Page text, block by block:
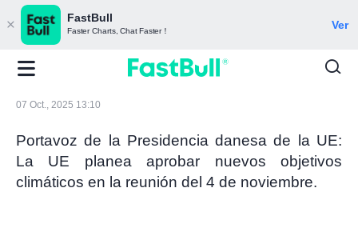
FastBull
Faster Charts, Chat Faster！ Ver
07 Oct., 2025 13:10
Portavoz de la Presidencia danesa de la UE:
La UE planea aprobar nuevos objetivos
climáticos en la reunión del 4 de noviembre.